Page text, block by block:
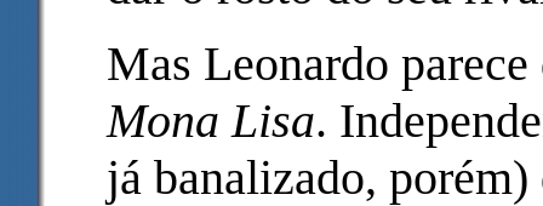
Mas Leonardo
Mona Lisa.
já banalizado, porém)